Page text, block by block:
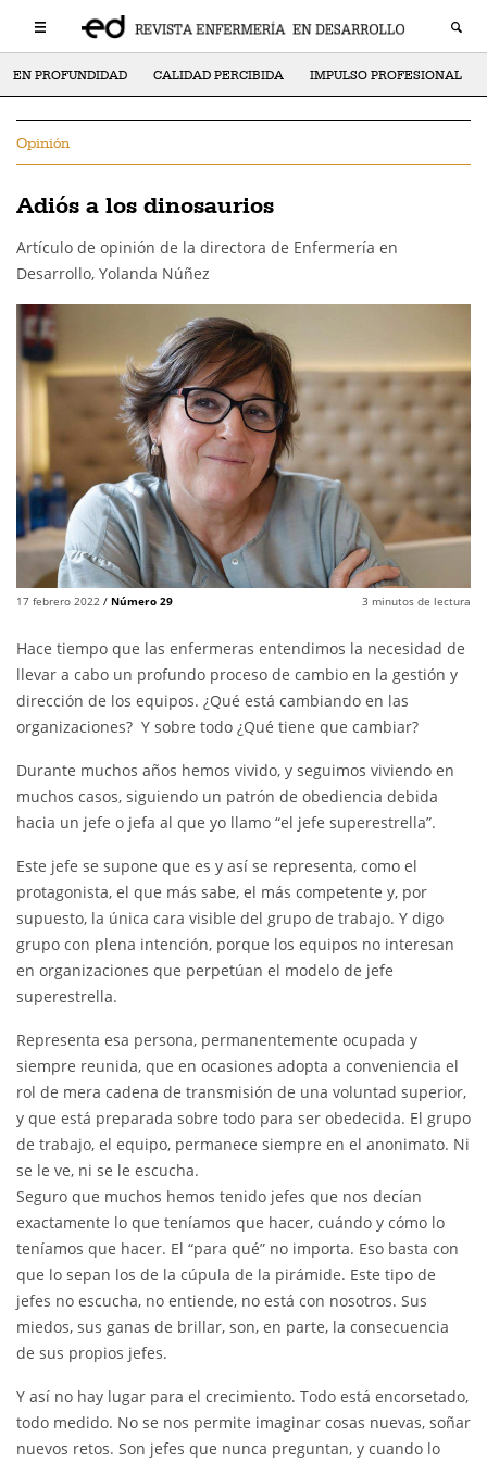
EN PROFUNDIDAD CALIDAD PERCIBIDA IMPULSO PROFESIONAL
Opinión
Adiós a los dinosaurios
Artículo de opinión de la directora de Enfermería en
Desarrollo, Yolanda Núñez
17 febrero 2022 / Número 29 3 minutos de lectura
Hace tiempo que las enfermeras entendimos la necesidad de
llevar a cabo un profundo proceso de cambio en la gestión y
dirección de los equipos. ¿Qué está cambiando en las
organizaciones? Y sobre todo ¿Qué tiene que cambiar?
Durante muchos años hemos vivido, y seguimos viviendo en
muchos casos, siguiendo un patrón de obediencia debida
hacia un jefe o jefa al que yo llamo “el jefe superestrella”.
Este jefe se supone que es y así se representa, como el
protagonista, el que más sabe, el más competente y, por
supuesto, la única cara visible del grupo de trabajo. Y digo
grupo con plena intención, porque los equipos no interesan
en organizaciones que perpetúan el modelo de jefe
superestrella.
Representa esa persona, permanentemente ocupada y
siempre reunida, que en ocasiones adopta a conveniencia el
rol de mera cadena de transmisión de una voluntad superior,
y que está preparada sobre todo para ser obedecida. El grupo
de trabajo, el equipo, permanece siempre en el anonimato. Ni
se le ve, ni se le escucha.
Seguro que muchos hemos tenido jefes que nos decían
exactamente lo que teníamos que hacer, cuándo y cómo lo
teníamos que hacer. El “para qué” no importa. Eso basta con
que lo sepan los de la cúpula de la pirámide. Este tipo de
jefes no escucha, no entiende, no está con nosotros. Sus
miedos, sus ganas de brillar, son, en parte, la consecuencia
de sus propios jefes.
Y así no hay lugar para el crecimiento. Todo está encorsetado,
todo medido. No se nos permite imaginar cosas nuevas, soñar
nuevos retos. Son jefes que nunca preguntan, y cuando lo